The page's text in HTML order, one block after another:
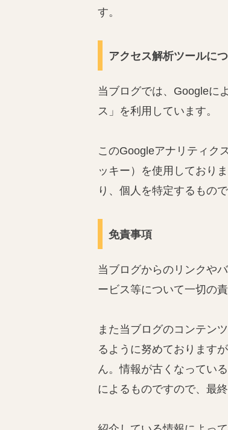
す。
アクセス解析ツールに
当ブログでは、Googleに
ス」を利用しています。
このGoogleアナリティク
ッキー）を使用しており
り、個人を特定するもの
免責事項
当ブログからのリンクや
ービス等について一切の
また当ブログのコンテン
るように努めております
ん。情報が古くなってい
によるものですので、最